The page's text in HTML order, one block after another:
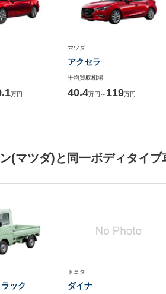
万円
マツダ
アクセラ
平均買取相場
40.4万円～ 119万円
(マツダ)と同一ボディタイ
ック
トヨタ
ダイナ